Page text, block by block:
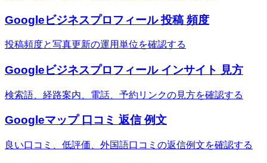
Googleビジネスプロフィール 投稿 頻度
投稿頻度と写真更新の運用単位を確認する
Googleビジネスプロフィール インサイト 見方
検索語、経路案内、電話、予約リンクの見方を確認する
Googleマップ 口コミ 返信 例文
良い口コミ、低評価、外国語口コミの返信例文を確認する